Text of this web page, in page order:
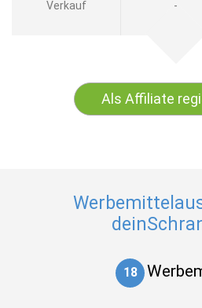
Verkauf -
Als Affiliate
18